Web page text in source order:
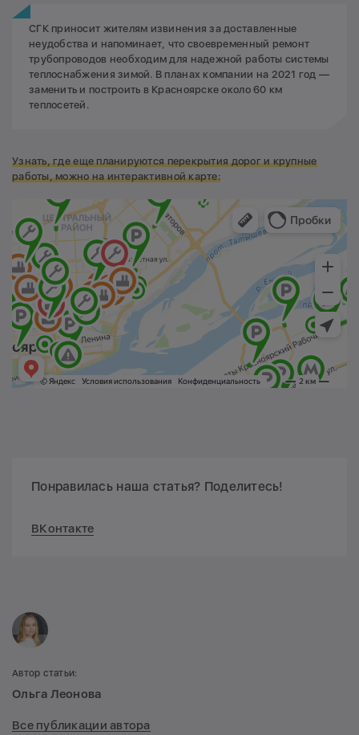
СГК приносит жителям извинения за доставленные
неудобства и напоминает, что своевременный ремонт
трубопроводов необходим для надежной работы системы
теплоснабжения зимой. В планах компании на 2021 год —
заменить и построить в Красноярске около 60 км
теплосетей.
Узнать, где еще планируются перекрытия дорог и крупные
работы, можно на интерактивной карте:
Понравилась наша статья? Поделитесь!
ВКонтакте
Автор статьи:
Ольга Леонова
Все публикации автора